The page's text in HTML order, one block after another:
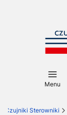
Menu
Czujniki Sterowniki